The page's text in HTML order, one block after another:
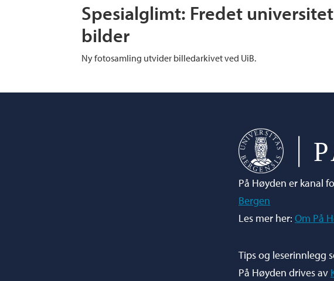
Spesialglimt: Fredet
bilder
Ny fotosamling utvider billedarkivet ved UiB.
På Høyden er kanal
Bergen
Les mer her: Om På
Tips og leserinnlegg
På Høyden drives av